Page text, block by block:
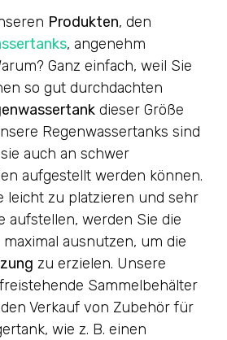
Produkten, den
, angenehm
Ganz einfach, weil Sie
so gut durchdachten
dieser Größe
Regenwassertanks sind
auch an schwer
aufgestellt werden können.
leicht zu platzieren und sehr
aufstellen, werden Sie die
ausnutzen, um die
zu erzielen. Unsere
Sammelbehälter
Verkauf von Zubehör für
wie z. B. einen